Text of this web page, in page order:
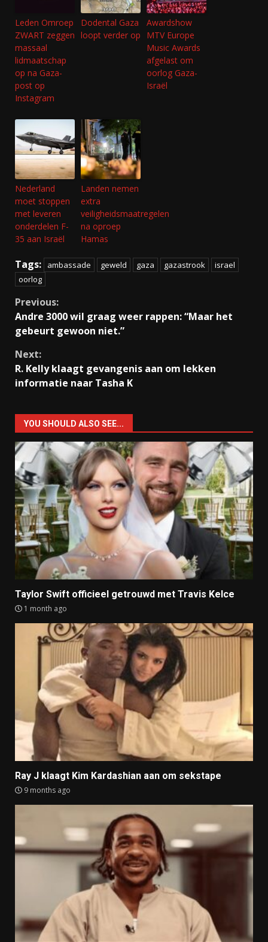
Leden Omroep
ZWART zeggen
massaal
lidmaatschap
op na Gaza-
post op
Instagram
Dodental Gaza
loopt verder op
Awardshow
MTV Europe
Music Awards
afgelast om
oorlog Gaza-
Israël
Nederland
moet stoppen
met leveren
onderdelen F-
35 aan Israël
Landen nemen
extra
veiligheidsmaatregelen
na oproep
Hamas
Tags: ambassade geweld gaza gazastrook
israel
oorlog
Continue
Reading
Previous:
Andre 3000 wil graag weer rappen: “Maar het
gebeurt gewoon niet.”
Next:
R. Kelly klaagt gevangenis aan om lekken
informatie naar Tasha K
YOU SHOULD ALSO SEE...
Taylor Swift officieel getrouwd met Travis Kelce
1 month ago
Ray J klaagt Kim Kardashian aan om sekstape
9 months ago